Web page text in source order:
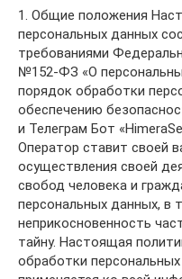
1. Общие положения
персональных данных
требованиями
№152-ФЗ «О
порядок обработки
обеспечению
и Телеграм Бот
Оператор ставит своей
осуществления своей
свобод человека и
персональных данных, в
неприкосновенность
тайну. Настоящая
обработки